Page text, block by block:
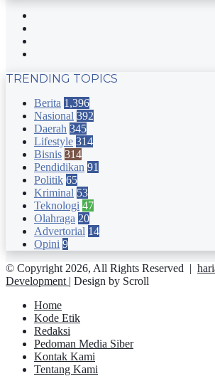
TRENDING TOPICS
Berita 1,396
Nasional 392
Daerah 345
Lifestyle 314
Bisnis 314
Pendidikan 91
Politik 65
Kriminal 53
Teknologi 47
Olahraga 20
Advertorial 14
Opini 9
© Copyright 2026, All Rights Reserved |
Development | Design by Scroll
Home
Kode Etik
Redaksi
Pedoman Media Siber
Kontak Kami
Tentang Kami